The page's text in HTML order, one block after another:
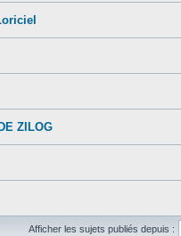
ZILOG
Afficher les sujets publiés depuis :